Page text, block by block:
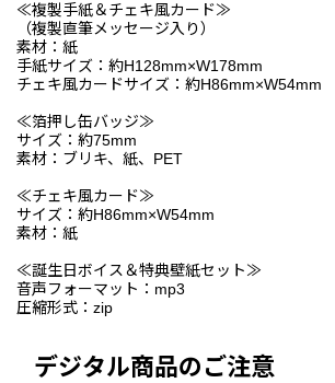
≪複製手紙＆チェキ風カード≫
（複製直筆メッセージ入り）
素材：紙
手紙サイズ：約H128mm×W178mm
チェキ風カードサイズ：約H86mm×W54mm
≪箔押し缶バッジ≫
サイズ：約75mm
素材：ブリキ、紙、PET
≪チェキ風カード≫
サイズ：約H86mm×W54mm
素材：紙
≪誕生日ボイス＆特典壁紙セット≫
音声フォーマット：mp3
圧縮形式：zip
デジタル商品のご注意